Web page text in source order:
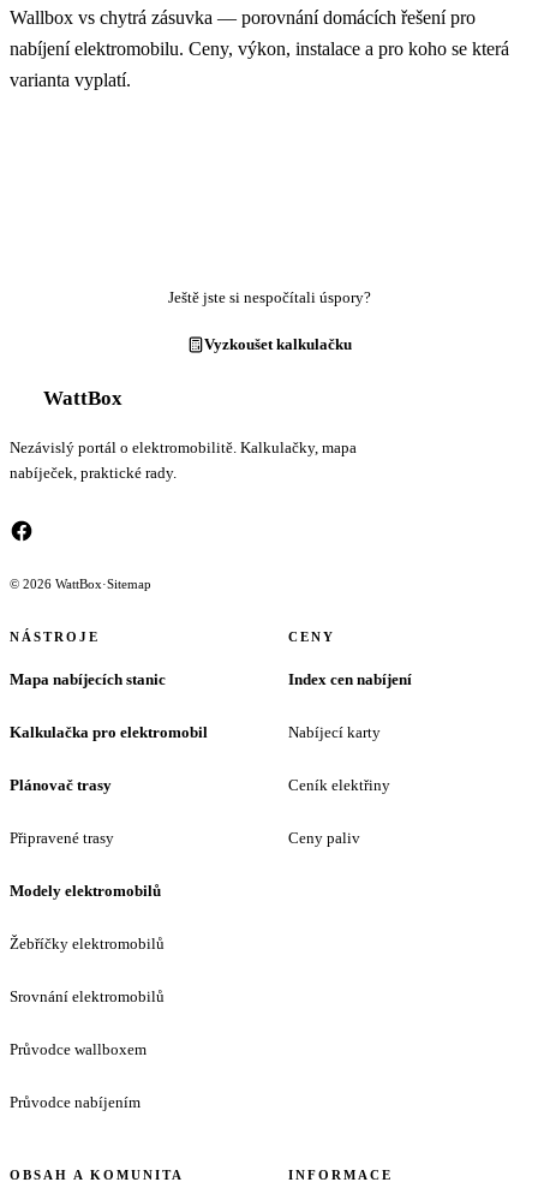
Wallbox vs chytrá zásuvka — porovnání domácích řešení pro
nabíjení elektromobilu. Ceny, výkon, instalace a pro koho se která
varianta vyplatí.
Ještě jste si nespočítali úspory?
Vyzkoušet kalkulačku
WattBox
Nezávislý portál o elektromobilitě. Kalkulačky, mapa
nabíječek, praktické rady.
© 2026 WattBox·Sitemap
NÁSTROJE
Mapa nabíjecích stanic
Kalkulačka pro elektromobil
Plánovač trasy
Připravené trasy
Modely elektromobilů
Žebříčky elektromobilů
Srovnání elektromobilů
Průvodce wallboxem
Průvodce nabíjením
CENY
Index cen nabíjení
Nabíjecí karty
Ceník elektřiny
Ceny paliv
OBSAH A KOMUNITA INFORMACE